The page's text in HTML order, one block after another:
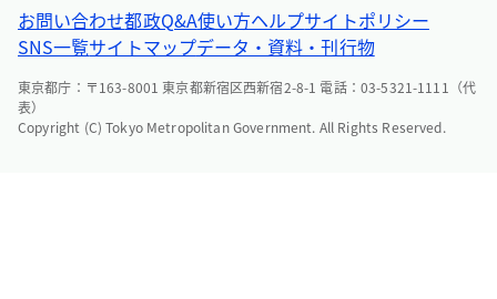
お問い合わせ都政Q&A使い方ヘルプサイトポリシー
SNS一覧サイトマップデータ・資料・刊行物
東京都庁：〒163-8001 東京都新宿区西新宿2-8-1 電話：03-5321-1111（代
表）
Copyright (C) Tokyo Metropolitan Government. All Rights Reserved.